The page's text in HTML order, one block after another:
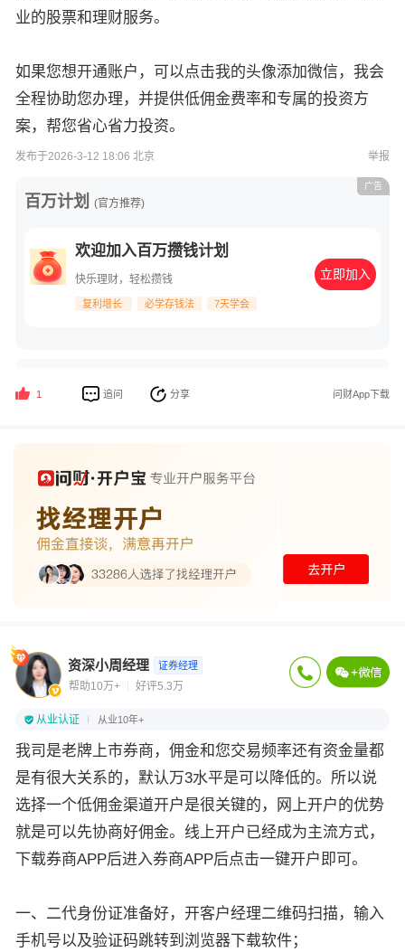
业的股票和理财服务。
如果您想开通账户，可以点击我的头像添加微信，我会
全程协助您办理，并提供低佣金费率和专属的投资方
案，帮您省心省力投资。
发布于2026-3-12 18:06 北京 举报
百万计划 (官方推荐)
欢迎加入百万攒钱计划
快乐理财，轻松攒钱
复利增长 必学存钱法 7天学会
立即加入
广告
1 追问 分享 问财App下载
资深小周经理 证券经理
帮助10万+ 好评5.3万
从业认证 从业10年+
我司是老牌上市券商，佣金和您交易频率还有资金量都
是有很大关系的，默认万3水平是可以降低的。所以说
选择一个低佣金渠道开户是很关键的，网上开户的优势
就是可以先协商好佣金。线上开户已经成为主流方式，
下载券商APP后进入券商APP后点击一键开户即可。
一、二代身份证准备好，开客户经理二维码扫描，输入
手机号以及验证码跳转到浏览器下载软件；